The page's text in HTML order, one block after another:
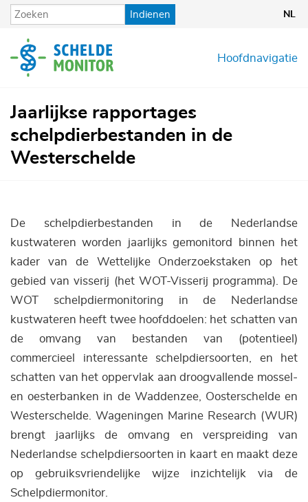
Overslaan
en
de
inhoud
Indienen NL
Hoofdnavigatie
Jaarlijkse rapportages
schelpdierbestanden in de
Westerschelde
De schelpdierbestanden in de Nederlandse
kustwateren worden jaarlijks gemonitord binnen het
kader van de Wettelijke Onderzoekstaken op het
gebied van visserij (het WOT-Visserij programma). De
WOT schelpdiermonitoring in de Nederlandse
kustwateren heeft twee hoofddoelen: het schatten van
de omvang van bestanden van (potentieel)
commercieel interessante schelpdiersoorten, en het
schatten van het oppervlak aan droogvallende mossel-
en oesterbanken in de Waddenzee, Oosterschelde en
Westerschelde. Wageningen Marine Research (WUR)
brengt jaarlijks de omvang en verspreiding van
Nederlandse schelpdiersoorten in kaart en maakt deze
op gebruiksvriendelijke wijze inzichtelijk via de
Schelpdiermonitor.